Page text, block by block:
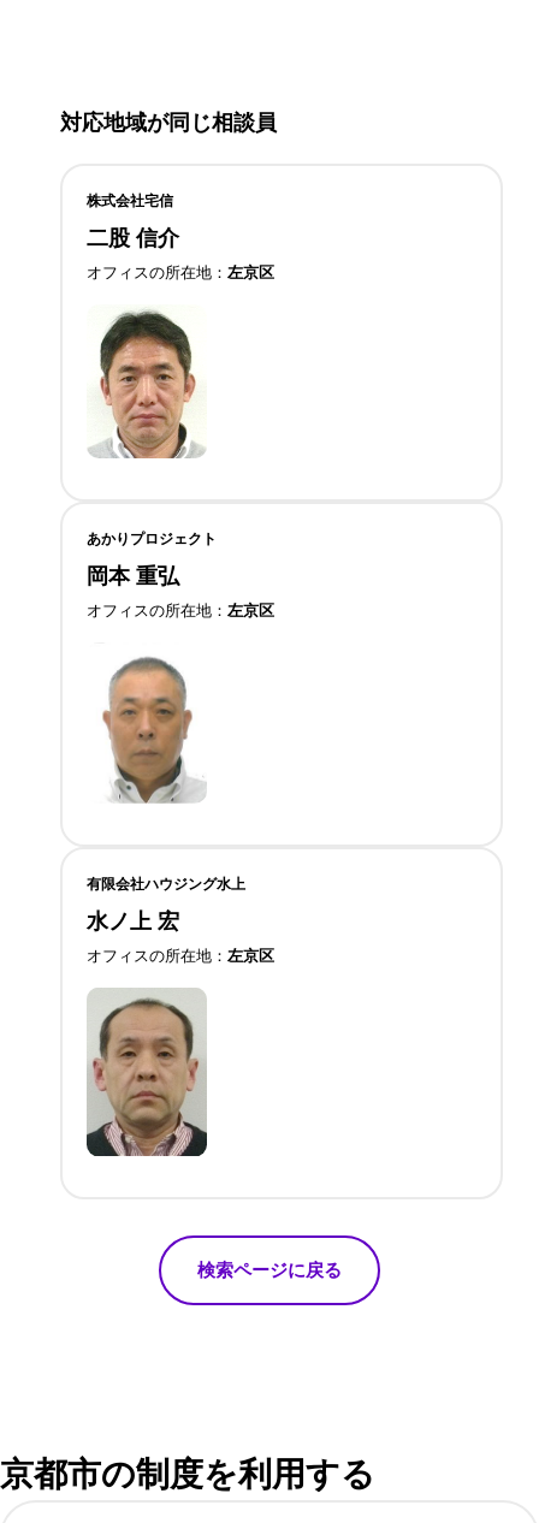
対応地域が同じ相談員
株式会社宅信
二股 信介
オフィスの所在地 左京区
あかりプロジェクト
岡本 重弘
オフィスの所在地 左京区
有限会社ハウジング水上
水ノ上 宏
オフィスの所在地 左京区
検索ページに戻る
京都市の制度を利用する